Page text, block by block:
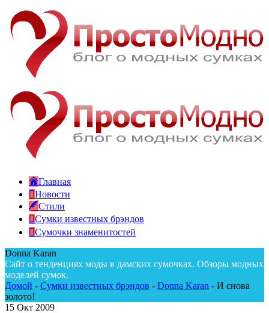
Главная
Новости
Стили
Сумки известных брэндов
Сумочки знаменитостей
Donna Karan
Сайт о тенденциях моды в дамских сумочках. Обзоры модных
моделей сумок.
Домой - Сумки известных брэндов - Donna Karan - И снова
золото!
15 Окт 2009